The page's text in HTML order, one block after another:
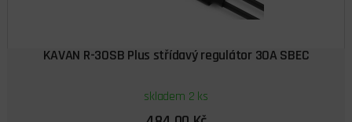
KAVAN R-30SB Plus střídavý regulátor 30A SBEC
skladem 2 ks